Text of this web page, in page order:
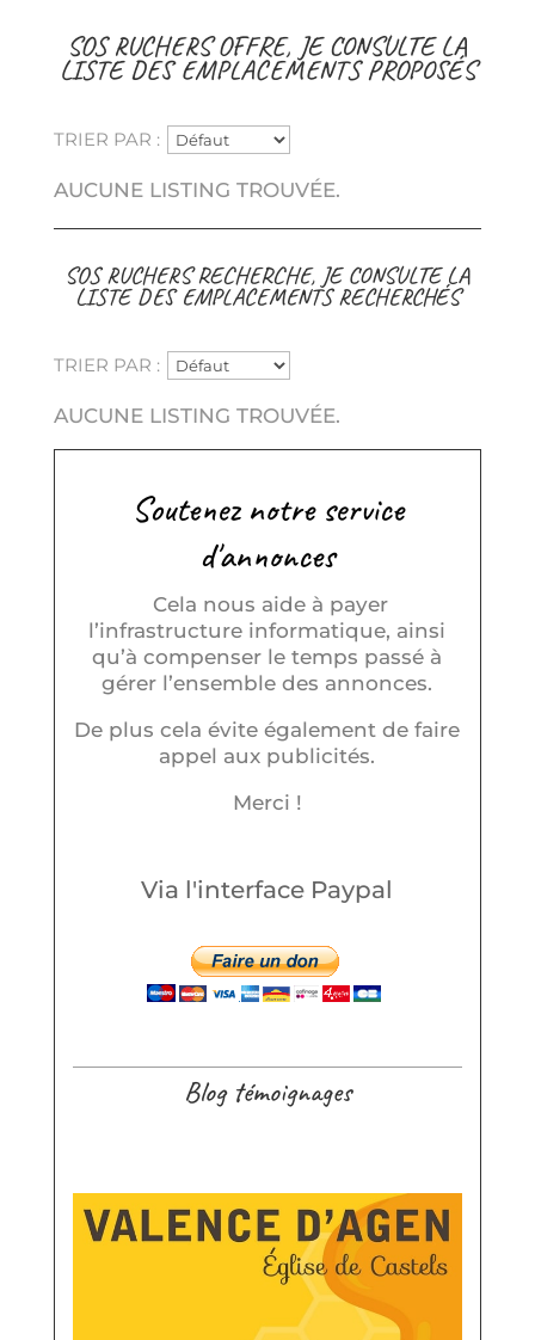
SOS RUCHERS OFFRE, JE CONSULTE LA
LISTE DES EMPLACEMENTS PROPOSÉS
TRIER PAR :
AUCUNE LISTING TROUVÉE.
SOS RUCHERS RECHERCHE, JE CONSULTE LA
LISTE DES EMPLACEMENTS RECHERCHÉS
TRIER PAR :
AUCUNE LISTING TROUVÉE.
Soutenez notre service
d'annonces
Cela nous aide à payer
l’infrastructure informatique, ainsi
qu’à compenser le temps passé à
gérer l’ensemble des annonces.
De plus cela évite également de faire
appel aux publicités.
Merci !
Via l'interface Paypal
Blog témoignages